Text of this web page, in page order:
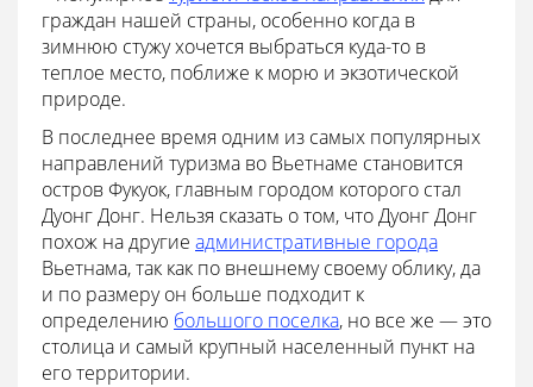
граждан нашей страны, особенно когда в
зимнюю стужу хочется выбраться куда-то в
теплое место, поближе к морю и экзотической
природе.
В последнее время одним из самых популярных
направлений туризма во Вьетнаме становится
остров Фукуок, главным городом которого стал
Дуонг Донг. Нельзя сказать о том, что Дуонг Донг
похож на другие административные города
Вьетнама, так как по внешнему своему облику, да
и по размеру он больше подходит к
определению большого поселка, но все же — это
столица и самый крупный населенный пункт на
его территории.